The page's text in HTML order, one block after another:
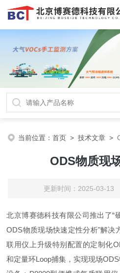
当前位置：首页 >技术文章 >
ODS物质现
更新时间：2025-03-
北京博赛德科技有限公司推出了“
ODS物质现场快速定性分析"解决
联用仪上升级特别配置的定制化
和定量环Loop捕集，实现现场